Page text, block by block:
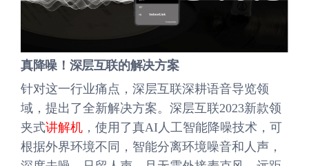
真降噪！深层互联的解决方案
针对这一行业痛点，深层互联深耕语音导览领
域，提出了全新解决方案。深层互联2023新款领
夹式讲解机 ，使用了真AI人工智能降噪技术，可
根据外界环境不同，智能分离环境噪音和人声，